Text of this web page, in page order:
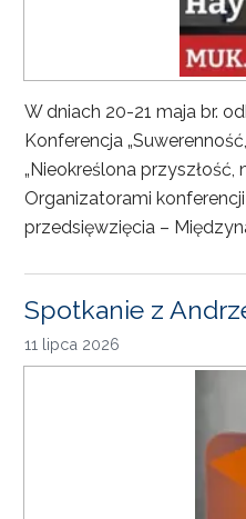
W dniach 20-21 maja br.
Konferencja
„Nieokreślona przyszłość,
Organizatorami
przedsięwzięcia –
Spotkanie z
11 lipca 2026